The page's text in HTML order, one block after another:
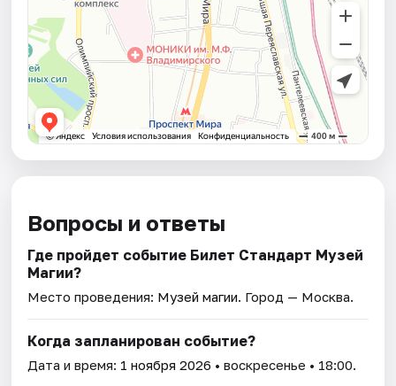
Вопросы и ответы
Где пройдет событие Билет Стандарт Музей
Магии?
Место проведения: Музей магии. Город — Москва.
Когда запланирован событие?
Дата и время: 1 ноября 2026 • воскресенье • 18:00.